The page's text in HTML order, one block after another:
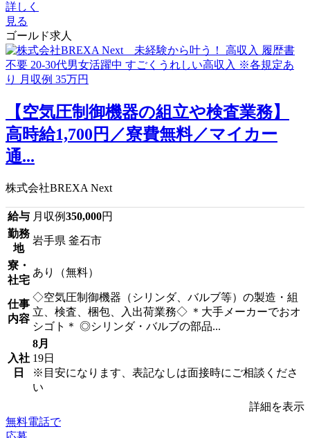
詳しく
見る
ゴールド求人
【空気圧制御機器の組立や検査業務】
高時給1,700円／寮費無料／マイカー
通...
株式会社BREXA Next
給与 月収例350,000円
勤務
地
岩手県 釜石市
寮・
社宅
あり（無料）
仕事
内容
◇空気圧制御機器（シリンダ、バルブ等）の製造・組
立、検査、梱包、入出荷業務◇ ＊大手メーカーでおオ
シゴト＊ ◎シリンダ・バルブの部品...
入社
日
8月
19日
※目安になります、表記なしは面接時にご相談くださ
い
詳細を表示
無料電話で